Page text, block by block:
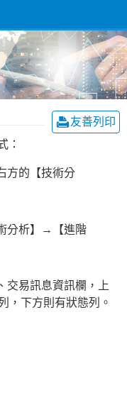
友善列印
：
方的【技術分
分析】→【進階
交易訊息資訊欄，上
，下方則有狀態列。